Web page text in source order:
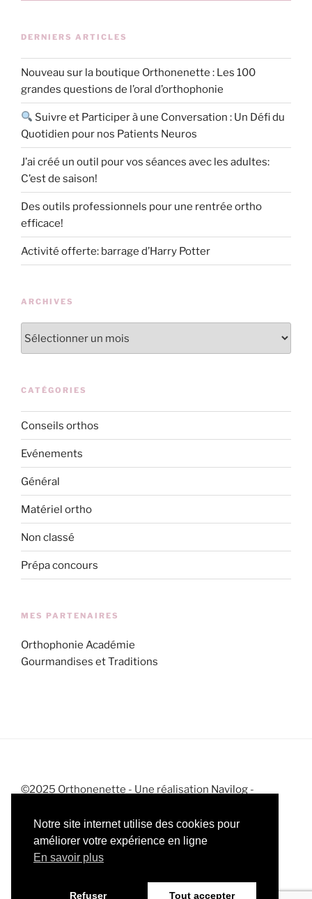
DERNIERS ARTICLES
Nouveau sur la boutique Orthonenette : Les 100
grandes questions de l’oral d’orthophonie
Suivre et Participer à une Conversation : Un Défi du
Quotidien pour nos Patients Neuros
J’ai créé un outil pour vos séances avec les adultes:
C’est de saison!
Des outils professionnels pour une rentrée ortho
efficace!
Activité offerte: barrage d’Harry Potter
ARCHIVES
CATÉGORIES
Conseils orthos
Evénements
Général
Matériel ortho
Non classé
Prépa concours
MES PARTENAIRES
Orthophonie Académie
Gourmandises et Traditions
©2025 Orthonenette - Une réalisation Navilog -
InstagramFacebook RSS
Notre site internet utilise des cookies pour
améliorer votre expérience en ligne
En savoir plus
Refuser Tout accepter